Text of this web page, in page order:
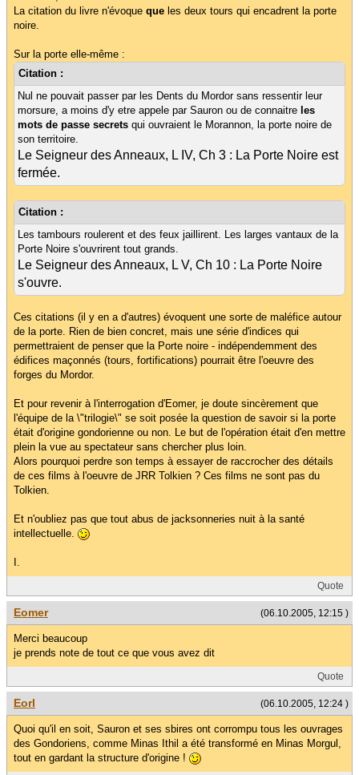
La citation du livre n'évoque que les deux tours qui encadrent la porte
noire.
Sur la porte elle-même :
Citation :
Nul ne pouvait passer par les Dents du Mordor sans ressentir leur
morsure, a moins d'y etre appele par Sauron ou de connaitre les
mots de passe secrets qui ouvraient le Morannon, la porte noire de
son territoire.
Le Seigneur des Anneaux, L IV, Ch 3 : La Porte Noire est
fermée.
Citation :
Les tambours roulerent et des feux jaillirent. Les larges vantaux de la
Porte Noire s'ouvrirent tout grands.
Le Seigneur des Anneaux, L V, Ch 10 : La Porte Noire
s'ouvre.
Ces citations (il y en a d'autres) évoquent une sorte de maléfice autour
de la porte. Rien de bien concret, mais une série d'indices qui
permettraient de penser que la Porte noire - indépendemment des
édifices maçonnés (tours, fortifications) pourrait être l'oeuvre des
forges du Mordor.
Et pour revenir à l'interrogation d'Eomer, je doute sincèrement que
l'équipe de la \"trilogie\" se soit posée la question de savoir si la porte
était d'origine gondorienne ou non. Le but de l'opération était d'en mettre
plein la vue au spectateur sans chercher plus loin.
Alors pourquoi perdre son temps à essayer de raccrocher des détails
de ces films à l'oeuvre de JRR Tolkien ? Ces films ne sont pas du
Tolkien.
Et n'oubliez pas que tout abus de jacksonneries nuit à la santé
intellectuelle.
I.
Quote
(06.10.2005, 12:15 )
Eomer
Merci beaucoup
je prends note de tout ce que vous avez dit
Quote
(06.10.2005, 12:24 )
Eorl
Quoi qu'il en soit, Sauron et ses sbires ont corrompu tous les ouvrages
des Gondoriens, comme Minas Ithil a été transformé en Minas Morgul,
tout en gardant la structure d'origine !